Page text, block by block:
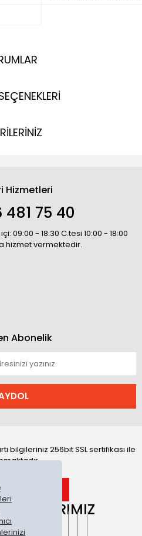
Hizmetleri
481 75 40
09:00 - 18:30 C.tesi 10:00 - 18:00
hizmet vermektedir.
Abonelik
bilgileriniz 256bit SSL sertifikası ile